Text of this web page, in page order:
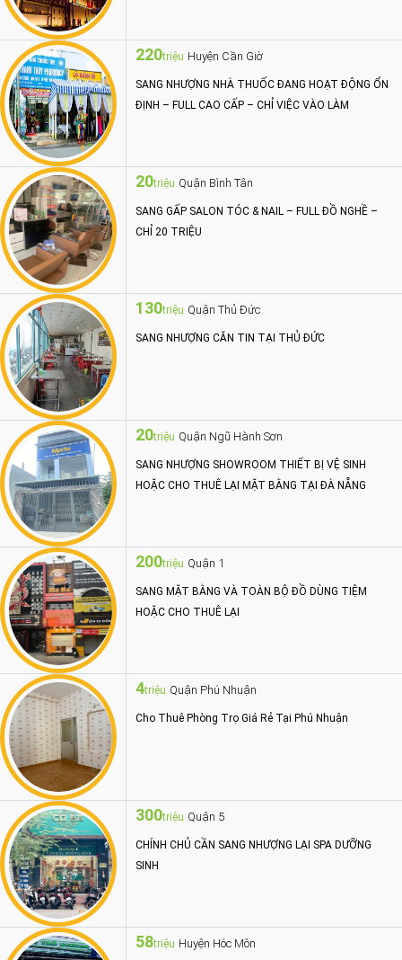
220triệu Huyện Cần Giờ
SANG NHƯỢNG NHÀ THUỐC ĐANG HOẠT ĐỘNG ỔN
ĐỊNH – FULL CAO CẤP – CHỈ VIỆC VÀO LÀM
20triệu Quận Bình Tân
SANG GẤP SALON TÓC & NAIL – FULL ĐỒ NGHỀ –
CHỈ 20 TRIỆU
130triệu Quận Thủ Đức
SANG NHƯỢNG CĂN TIN TẠI THỦ ĐỨC
20triệu Quận Ngũ Hành Sơn
SANG NHƯỢNG SHOWROOM THIẾT BỊ VỆ SINH
HOẶC CHO THUÊ LẠI MẶT BẰNG TẠI ĐÀ NẴNG
200triệu Quận 1
SANG MẶT BẰNG VÀ TOÀN BỘ ĐỒ DÙNG TIỆM
HOẶC CHO THUÊ LẠI
4triệu Quận Phú Nhuận
Cho Thuê Phòng Trọ Giá Rẻ Tại Phú Nhuận
300triệu Quận 5
CHÍNH CHỦ CẦN SANG NHƯỢNG LẠI SPA DƯỠNG
SINH
58triệu Huyện Hóc Môn